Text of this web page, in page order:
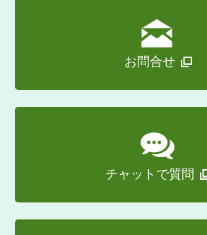
よってもお客様がドングル
スキーを紛失された場合、
第２条 使用制限
ングルドライバー、ライセ
関連ソフトウェアおよび関
称して「本ソフトウェア等
の全部または一部を改変す
お問合せ
チャットで質問